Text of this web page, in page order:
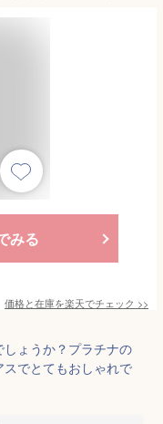
みる
価格と在庫を楽天でチェック >>
ょうか？プラチナの
でとてもおしゃれで